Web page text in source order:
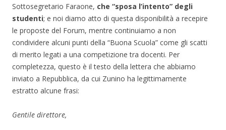
Sottosegretario Faraone, che “sposa l’intento” degli
studenti; e noi diamo atto di questa disponibilità a recepire
le proposte del Forum, mentre continuiamo a non
condividere alcuni punti della “Buona Scuola” come gli scatti
di merito legati a una competizione tra docenti. Per
completezza, questo è il testo della lettera che abbiamo
inviato a Repubblica, da cui Zunino ha legittimamente
estratto alcune frasi:
Gentile direttore,